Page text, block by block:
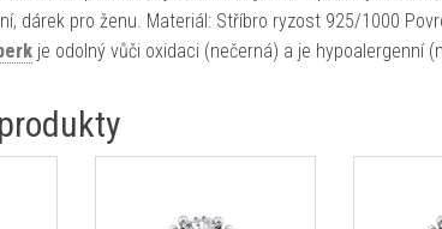
dárek pro ženu. Materiál: Stříbro ryzost 925/1000
je odolný vůči oxidaci (nečerná) a je hypoalergenní